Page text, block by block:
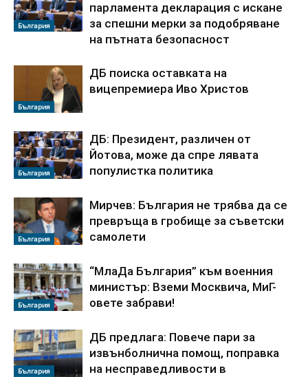
България
парламента декларация с искане
за спешни мерки за подобряване
на пътната безопасност
България
ДБ поиска оставката на
вицепремиера Иво Христов
България
ДБ: Президент, различен от
Йотова, може да спре лявата
популистка политика
България
Мирчев: България не трябва да се
превръща в гробище за съветски
самолети
България
“МлаДа България” към военния
министър: Вземи Москвича, МиГ-
овете забрави!
България
ДБ предлага: Повече пари за
извънболнична помощ, поправка
на несправедливости в